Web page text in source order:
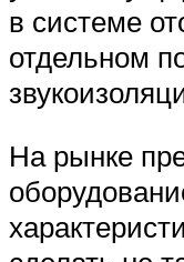
в системе
отдельном
На рынке